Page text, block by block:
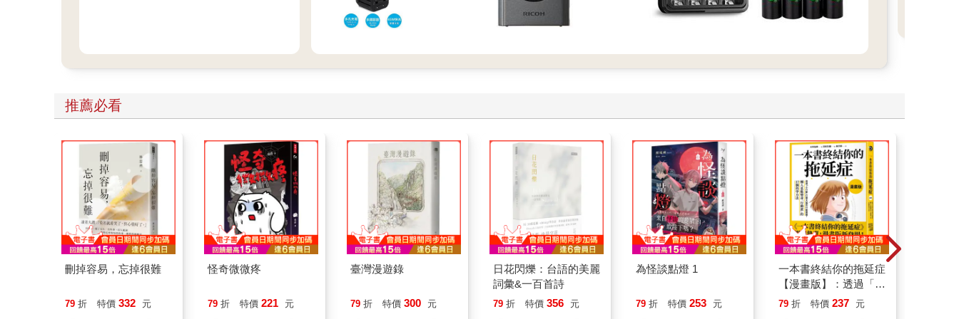
推薦必看
刪掉容易，忘掉很難
79 折 特價 332 元
怪奇微微疼
79 折 特價 221 元
臺灣漫遊錄
79 折 特價 300 元
日花閃爍：台語的美麗
詞彙&一百首詩
79 折 特價 356 元
為怪談點燈 1
79 折 特價 253 元
一本書終結你的拖延症
【漫畫版】：透過「小
行動」打開大腦的行動
79 折 特價 237 元